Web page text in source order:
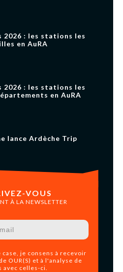
2026 : les stations les
en AuRA
2026 : les stations les
en AuRA
lance Ardèche Trip
VOUS
À LA NEWSLETTER
case, je consens à recevoir
OUR(S) et à l'analyse de
avec celles-ci.